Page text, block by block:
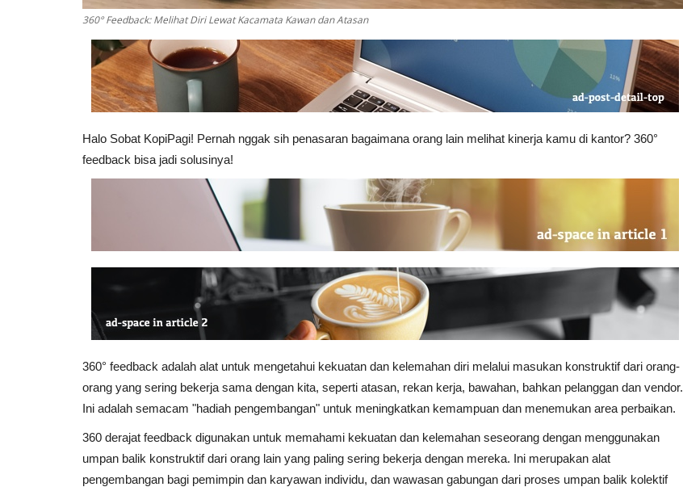
360° Feedback: Melihat Diri Lewat Kacamata Kawan dan Atasan
Halo Sobat KopiPagi! Pernah nggak sih penasaran bagaimana orang lain melihat kinerja kamu di kantor? 360°
feedback bisa jadi solusinya!
360° feedback adalah alat untuk mengetahui kekuatan dan kelemahan diri melalui masukan konstruktif dari orang-
orang yang sering bekerja sama dengan kita, seperti atasan, rekan kerja, bawahan, bahkan pelanggan dan vendor.
Ini adalah semacam "hadiah pengembangan" untuk meningkatkan kemampuan dan menemukan area perbaikan.
360 derajat feedback digunakan untuk memahami kekuatan dan kelemahan seseorang dengan menggunakan
umpan balik konstruktif dari orang lain yang paling sering bekerja dengan mereka. Ini merupakan alat
pengembangan bagi pemimpin dan karyawan individu, dan wawasan gabungan dari proses umpan balik kolektif